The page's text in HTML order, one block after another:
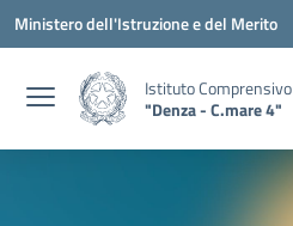
Vai ai contenuti
Vai al menu di navigazione
Vai al footer
Ministero dell'Istruzione e del Merito
Istituto Comprensivo
"Denza - C.mare 4"